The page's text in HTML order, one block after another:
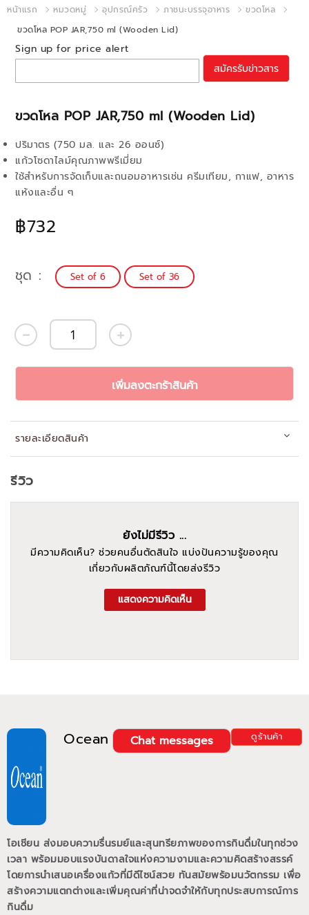
หน้าแรก หมวดหมู่ อุปกรณ์ครัว ภาชนะบรรจุอาหาร
ขวดโหล
ขวดโหล POP JAR,750 ml (Wooden Lid)
ขวดโหล POP JAR,750 ml (Wooden Lid)
฿732
ปริมาตร (750 มล. และ 26 ออนซ์)
แก้วโซดาไลม์คุณภาพพรีเมี่ยม
ใช้สำหรับการจัดเก็บและถนอมอาหารเช่น ครีมเทียม, กาแฟ, อาหาร
แห้งและอื่น ๆ
Sign up for price alert
สมัครรับข่าวสาร
ชุด Set of 6 Set of 36
เพิ่มลงตะกร้าสินค้า
รายละเอียดสินค้า
Ocean ดูร้านค้า
Chat messages
โอเชียน ส่งมอบความรื่นรมย์และสุนทรียภาพของการกินดื่มในทุกช่วง
เวลา พร้อมมอบแรงบันดาลใจแห่งความงามและความคิดสร้างสรรค์
โดยการนำเสนอเครื่องแก้วที่มีดีไซน์สวย ทันสมัยพร้อมนวัตกรรม เพื่อ
สร้างความแตกต่างและเพิ่มคุณค่าที่น่าจดจำให้กับทุกประสบการณ์การ
กินดื่ม
รีวิว
ยังไม่มีรีวิว ...
มีความคิดเห็น? ช่วยคนอื่นตัดสินใจ แบ่งปันความรู้ของคุณ
เกี่ยวกับผลิตภัณฑ์นี้โดยส่งรีวิว
แสดงความคิดเห็น